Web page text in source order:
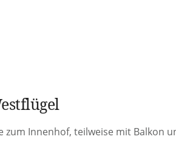
zum Innenhof, teilweise mit Balkon